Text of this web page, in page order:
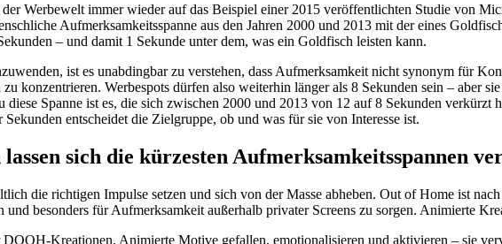
Werbewelt immer wieder auf das Beispiel einer 2015 veröffentlichten Studie von
Aufmerksamkeitsspanne aus den Jahren 2000 und 2013 mit der eines
– und damit 1 Sekunde unter dem, was ein Goldfisch leisten kann.
ist es unabdingbar zu verstehen, dass Aufmerksamkeit nicht synonym für
konzentrieren. Werbespots dürfen also weiterhin länger als 8 Sekunden sein – aber
Spanne ist es, die sich zwischen 2000 und 2013 von 12 auf 8 Sekunden
entscheidet die Zielgruppe, ob und was für sie von Interesse ist.
sich die kürzesten Aufmerksamkeitsspannen
die richtigen Impulse setzen und sich von der Masse abheben. Out of Home ist
besonders für Aufmerksamkeit außerhalb privater Screens zu sorgen. Animierte
Kreationen. Animierte Motive gefallen, emotionalisieren und aktivieren – sie